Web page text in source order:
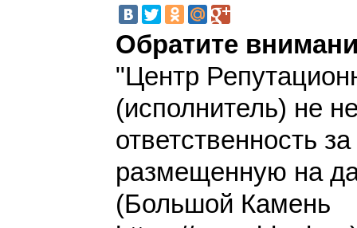
Обратите
"Центр
(исполнитель) не
ответственность
размещенную на
(Большой Камень